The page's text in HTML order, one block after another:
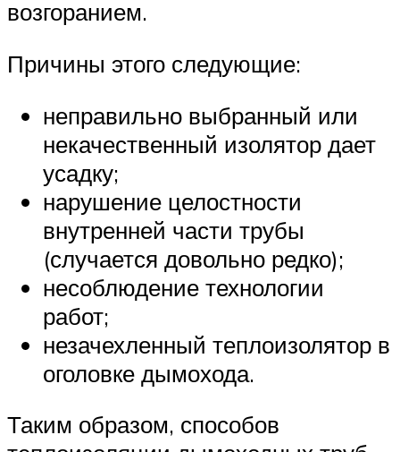
возгоранием.
Причины этого следующие:
неправильно выбранный или
некачественный изолятор дает
усадку;
нарушение целостности
внутренней части трубы
(случается довольно редко);
несоблюдение технологии
работ;
незачехленный теплоизолятор в
оголовке дымохода.
Таким образом, способов